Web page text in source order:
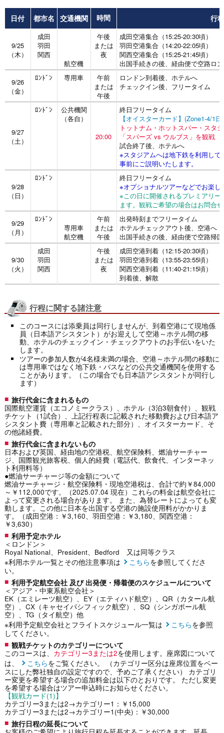
日付 都市名 交通機関 時間 行程
9/25
（木）
成田
羽田
関西
航空機
午後
または
夜
成田空港集合（15:25-20:30頃）
羽田空港集合（14:20-22:05頃）
関西空港集合（15:25-21:45頃）
出国手続きの後、経由便で空路ロ
9/26
（金）
ﾛﾝﾄﾞﾝ 専用車
午前
または
午後
ロンドン到着後、ホテルへ
チェックイン後、フリータイム
9/27
（土）
ﾛﾝﾄﾞﾝ
公共機関
（各自）
20:00
終日フリータイム
【オイスターカード】(Zone1-4/1
トットナム・ホットスパー・スタ
「スパーズ vs ウルブス」を観戦
試合終了後、ホテルへ
※スタジアムへは地下鉄を利用し
事前にご説明いたします。
9/28
（日）
ﾛﾝﾄﾞﾝ
終日フリータイム
※オプショナルツアーなどでお楽し
※この日に開催されるプレミアリ
ます。観戦ご希望の場合はお問合
9/29
（月）
ﾛﾝﾄﾞﾝ
専用車
航空機
午前
または
午後
出発時刻までフリータイム
ホテルチェックアウト後、空港へ
出国手続きの後、経由便で空路帰
9/30
（火）
成田
羽田
関西
午後
または
夜
成田空港到着（12:15-20:30頃）
羽田空港到着（13:55-23:55頃）
関西空港到着（11:40-21:15頃）
到着後、解散
行程に関する諸注意
このコースには添乗員は同行しませんが、到着空港にて現地係
員（日本語アシスタント）がお迎えして空港～ホテル間の移
動、ホテルのチェックイン・チェックアウトのお手伝いをいた
します。
ツアーの参加人数が4名様未満の場合、空港～ホテル間の移動に
は専用車ではなく地下鉄・バスなどの公共交通機関を使用する
ことがあります。（この場合でも日本語アシスタントが同行し
ます）
旅行代金に含まれるもの
国際航空運賃（エコノミークラス）、ホテル（3泊3朝食付）、観戦
チケット（1試合）、上記行程表に記載された移動費および日本語ア
シスタント費（専用車と記載された部分）、オイスターカード、そ
の他諸経費。
旅行代金に含まれないもの
日本および英国、経由地の空港税、航空保険料、燃油サーチャー
ジ、国際観光旅客税、個人的経費（電話代、飲食代、インターネッ
ト利用料等）
●燃油サーチャージ等の金額について
燃油サーチャージ・航空保険料・現地空港税は、合計で約￥84,000
～￥112,000です。（2025.07.04 現在）これらの料金は航空会社に
よって変更される場合があります。 また、為替レートによっても変
動します。この他に日本を出国する空港の施設使用料がかかりま
す。（成田空港：￥3,160、羽田空港：￥3,180、関西空港：
￥3,630）
利用予定ホテル
＜ロンドン＞
Royal National、President、Bedford 又は同等クラス
※利用ホテル一覧とその他注意事項は
こちらを参照してくださ
い。
利用予定航空会社 及び 出発便・帰着便のスケジュールについて
＜アジア・中東系航空会社＞
EK（エミレーツ航空）、EY（エティハド航空）、QR（カタール航
空）、CX（キャセイパシフィック航空）、SQ（シンガポール航
空）、TG（タイ航空）他
※利用予定航空会社とフライトスケジュール一覧は
こちらを参照
してください。
観戦チケットのカテゴリーについて
このコースは、 カテゴリー3または2を使用します。座席図について
は、
こちらをご覧ください。 （カテゴリー区分は座席位置をベー
スにした弊社独自の設定ですので、予めご了承ください） カテゴリ
ー変更を希望する場合の追加料金は以下のとおりです。 ただし変更
を希望する場合はツアー申込時にお知らせください。
【観戦カード(1)】
カテゴリー3または2→カテゴリー1：￥15,000
カテゴリー3または2→カテゴリー1(中央)：￥30,000
旅行日程の延長について